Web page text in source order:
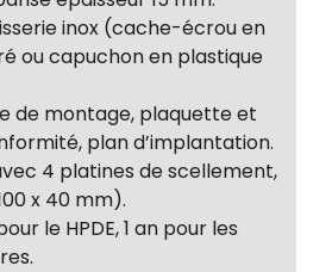
inox (cache-écrou en
ou capuchon en plastique
de montage, plaquette et
plan d’implantation.
4 platines de scellement,
x 40 mm).
le HPDE, 1 an pour les